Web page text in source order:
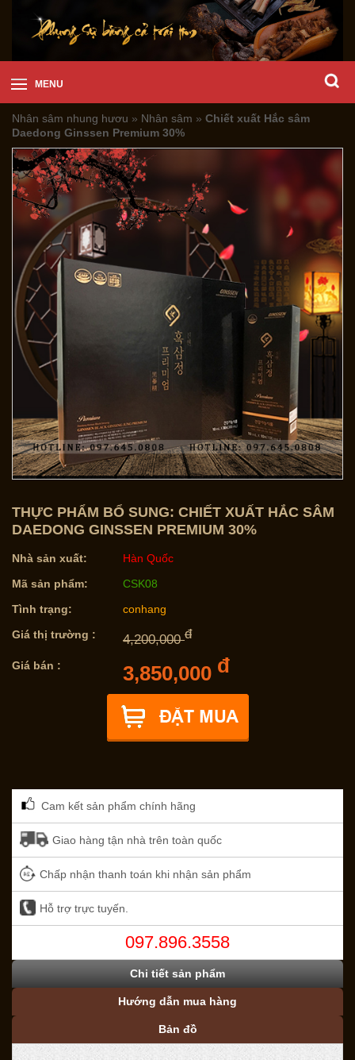
MENU
Nhân sâm nhung hươu » Nhân sâm » Chiết xuất Hắc sâm
Daedong Ginssen Premium 30%
THỰC PHẨM BỔ SUNG: CHIẾT XUẤT HẮC SÂM
DAEDONG GINSSEN PREMIUM 30%
Nhà sản xuất:
Hàn Quốc
Mã sản phẩm:
CSK08
Tình trạng:
conhang
Giá thị trường :
4,200,000đ
Giá bán : 3,850,000 đ
Cam kết sản phẩm chính hãng
Giao hàng tận nhà trên toàn quốc
Chấp nhận thanh toán khi nhận sản phẩm
Hỗ trợ trực tuyến.
097.896.3558
Chi tiết sản phẩm
Hướng dẫn mua hàng
Bản đồ